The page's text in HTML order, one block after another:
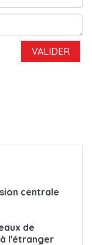
centrale
de
l'étranger